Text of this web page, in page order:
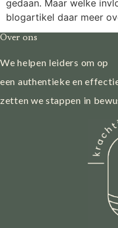
gedaan. Maar welke
blogartikel daar meer
Over ons
We helpen leiders om op
een authentieke en
zetten we stappen in